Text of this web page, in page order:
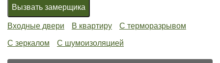
Вызвать замерщика
Входные двери В квартиру С терморазрывом
С зеркалом С шумоизоляцией